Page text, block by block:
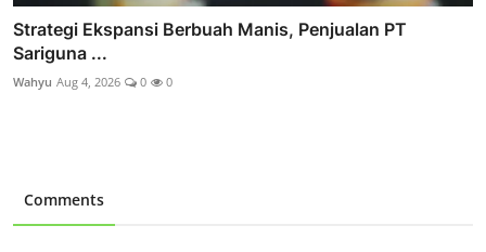
Strategi Ekspansi Berbuah Manis, Penjualan PT
Sariguna ...
Wahyu Aug 4, 2026 0 0
Comments